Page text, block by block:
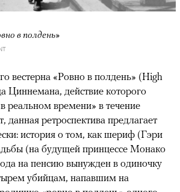
в полдень»
вестерна «Ровно в полдень» (High
Циннемана, действие которого
реальном времени» в течение
данная ретроспектива предлагает
история о том, как шериф (Гэри
(на будущей принцессе Монако
на пенсию вынужден в одиночку
убийцам, напавшим на